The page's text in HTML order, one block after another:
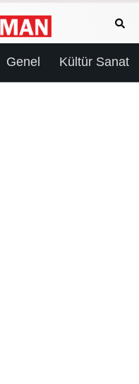
Genel Kültür Sanat